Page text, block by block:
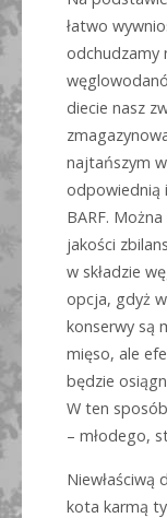
łatwo
odchudzamy
diecie nasz
najtańszym
odpowiednią
BARF.
jakości
w składzie
opcja, gdyż
konserwy są
mięso, ale
będzie
W ten
– młodego,
kota karmą